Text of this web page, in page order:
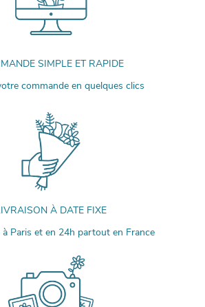
SIMPLE ET RAPIDE
commande en quelques clics
À DATE FIXE
à Paris et en 24h partout en France